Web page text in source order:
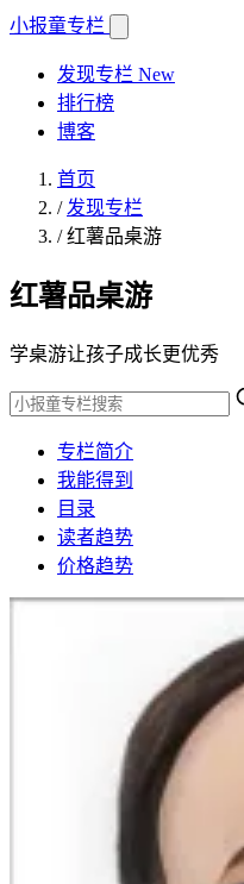
小报童专栏
发现专栏 New
排行榜
博客
首页
/ 发现专栏
/红薯品桌游
红薯品桌游
学桌游让孩子成长更优秀
专栏简介
我能得到
目录
读者趋势
价格趋势